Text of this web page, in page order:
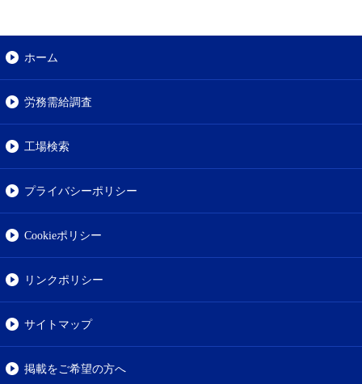
ホーム
労務需給調査
工場検索
プライバシーポリシー
Cookieポリシー
リンクポリシー
サイトマップ
掲載をご希望の方へ